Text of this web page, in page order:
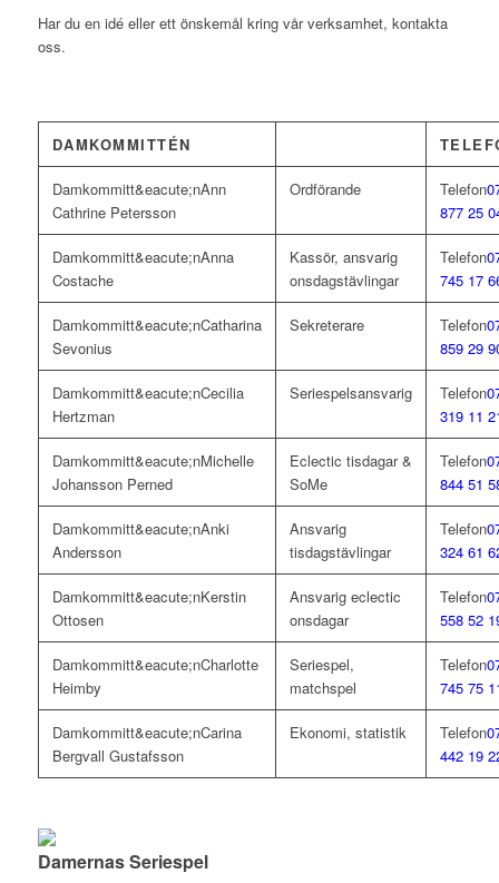
Har du en idé eller ett önskemål kring vår verksamhet, kontakta
oss.
DAMKOMMITTÉN
Ann
Cathrine Petersson
Ordförande
877 25
Anna
Costache
Kassör, ansvarig
onsdagstävlingar
745 17
Catharina
Sevonius
Sekreterare
859 29
Cecilia
Hertzman
Seriespelsansvarig
319 11
Michelle
Johansson Perned
Eclectic tisdagar &
SoMe
844 51
Anki
Andersson
Ansvarig
tisdagstävlingar
324 61
Kerstin
Ottosen
Ansvarig eclectic
onsdagar
558 52
Charlotte
Heimby
Seriespel,
matchspel
745 75
Carina
Bergvall Gustafsson
Ekonomi, statistik
442 19
Damernas Seriespel